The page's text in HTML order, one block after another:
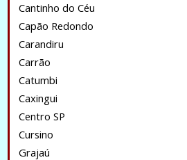
Cantinho do Céu
Capão Redondo
Carandiru
Carrão
Catumbi
Caxingui
Centro SP
Cursino
Grajaú